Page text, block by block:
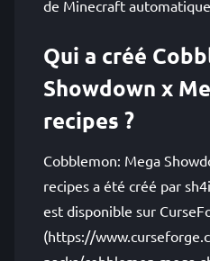
de Minecraft
Qui a créé
Showdown x
recipes ?
Cobblemon: Mega
recipes a été créé par
est disponible sur
(https://